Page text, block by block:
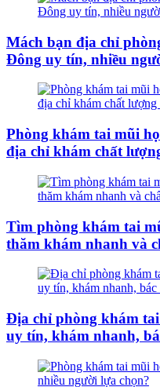
Mách bạn địa chỉ
Đông uy tín, nhiều
Phòng khám tai mũi
địa chỉ khám chất
Tìm phòng khám tai
thăm khám nhanh và
Địa chỉ phòng khám
uy tín, khám nhanh,